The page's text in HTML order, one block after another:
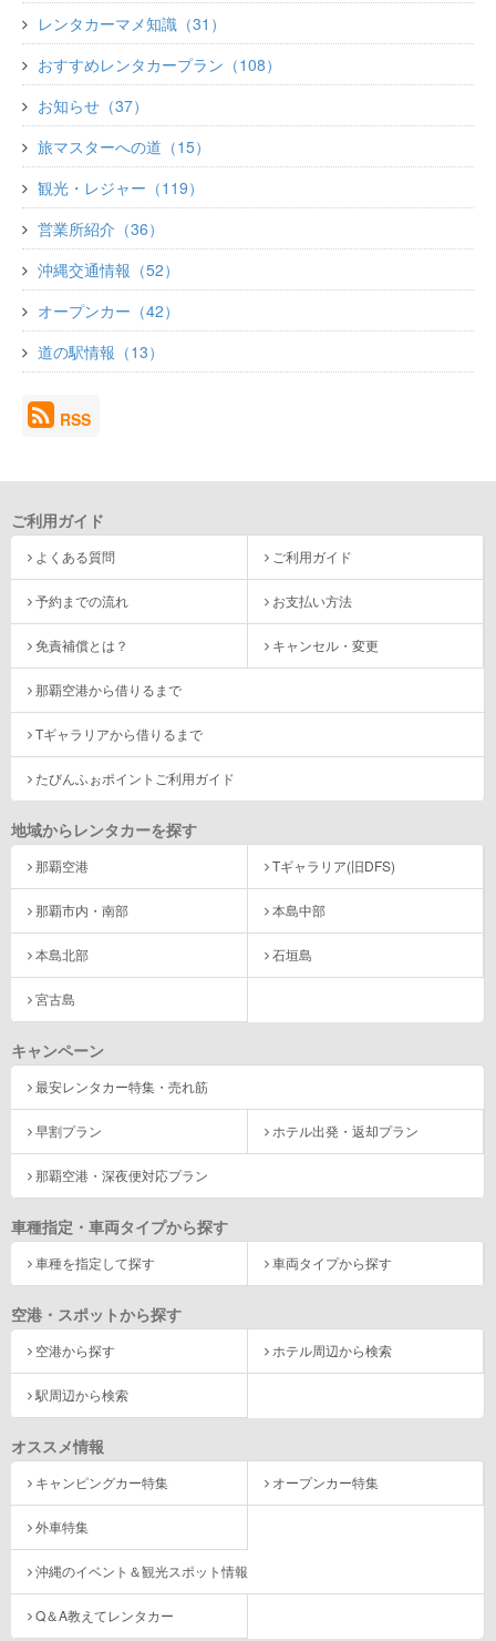
レンタカーマメ知識（31）
おすすめレンタカープラン（108）
お知らせ（37）
旅マスターへの道（15）
観光・レジャー（119）
営業所紹介（36）
沖縄交通情報（52）
オープンカー（42）
道の駅情報（13）
RSS
ご利用ガイド
よくある質問 ご利用ガイド
予約までの流れ お支払い方法
免責補償とは？ キャンセル・変更
那覇空港から借りるまで
Tギャラリアから借りるまで
たびんふぉポイントご利用ガイド
地域からレンタカーを探す
那覇空港 Tギャラリア(旧DFS)
那覇市内・南部 本島中部
本島北部 石垣島
宮古島
キャンペーン
最安レンタカー特集・売れ筋
早割プラン ホテル出発・返却プラン
那覇空港・深夜便対応プラン
車種指定・車両タイプから探す
車種を指定して探す 車両タイプから探す
空港・スポットから探す
空港から探す ホテル周辺から検索
駅周辺から検索
オススメ情報
キャンピングカー特集 オープンカー特集
外車特集
沖縄のイベント＆観光スポット情報
Q＆A教えてレンタカー